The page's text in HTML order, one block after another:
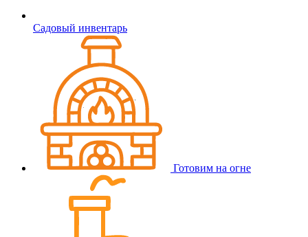
Садовый инвентарь
Готовим на огне